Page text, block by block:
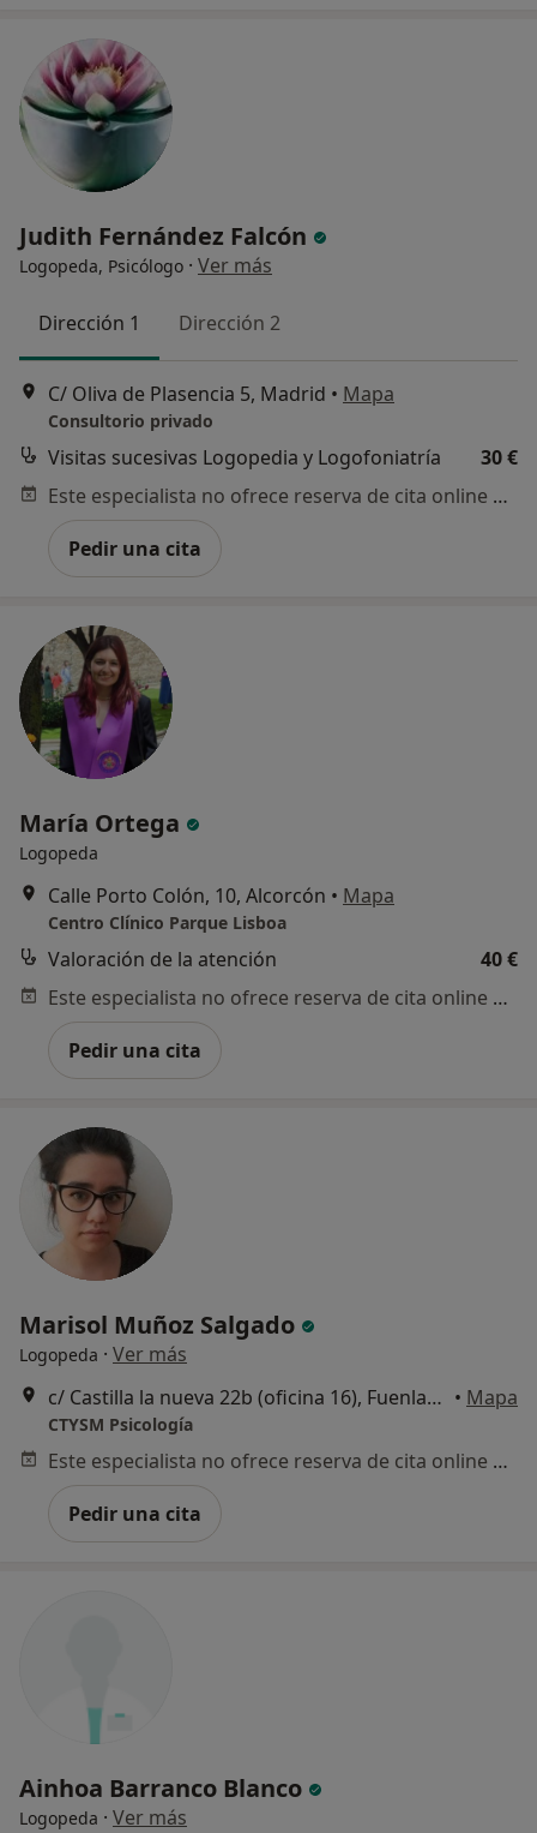
Judith Fernández Falcón
Logopeda, Psicólogo · Ver más
Dirección 1 Dirección 2
C/ Oliva de Plasencia 5, Madrid • Mapa
Consultorio privado
Visitas sucesivas Logopedia y Logofoniatría
30 €
Este especialista no ofrece reserva de cita online en esta dirección.
Pedir una cita
María Ortega
Logopeda
Calle Porto Colón, 10, Alcorcón • Mapa
Centro Clínico Parque Lisboa
Valoración de la atención
40 €
Este especialista no ofrece reserva de cita online en esta dirección.
Pedir una cita
Marisol Muñoz Salgado
Logopeda · Ver más
c/ Castilla la nueva 22b (oficina 16), Fuenlabrada • Mapa
CTYSM Psicología
Este especialista no ofrece reserva de cita online en esta dirección.
Pedir una cita
Ainhoa Barranco Blanco
Logopeda · Ver más